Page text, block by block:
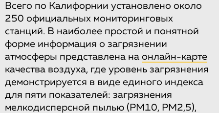
Всего по Калифорнии установлено около
250 официальных мониторинговых
станций. В наиболее простой и понятной
форме информация о загрязнении
атмосферы представлена на онлайн-карте
качества воздуха, где уровень загрязнения
демонстрируется в виде единого индекса
для пяти показателей: загрязнения
мелкодисперсной пылью (PM10, PM2,5),